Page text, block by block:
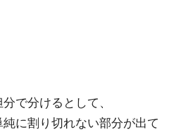
で分けるとして、
に割り切れない部分が出て